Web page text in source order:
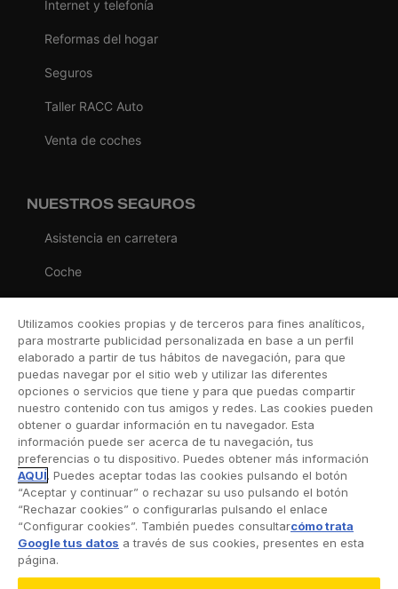
Internet y telefonía
Reformas del hogar
Seguros
Taller RACC Auto
Venta de coches
NUESTROS SEGUROS
Asistencia en carretera
Coche
Viaje
Hogar
Vida
Decesos
Dental
Deportivo
Esquí
Utilizamos cookies propias y de terceros para fines analíticos,
para mostrarte publicidad personalizada en base a un perfil
elaborado a partir de tus hábitos de navegación, para que
puedas navegar por el sitio web y utilizar las diferentes
opciones o servicios que tiene y para que puedas compartir
nuestro contenido con tus amigos y redes. Las cookies pueden
obtener o guardar información en tu navegador. Esta
información puede ser acerca de tu navegación, tus
preferencias o tu dispositivo. Puedes obtener más información
AQUÍ. Puedes aceptar todas las cookies pulsando el botón
“Aceptar y continuar” o rechazar su uso pulsando el botón
“Rechazar cookies” o configurarlas pulsando el enlace
“Configurar cookies”. También puedes consultarcómo trata
Google tus datos a través de sus cookies, presentes en esta
página.